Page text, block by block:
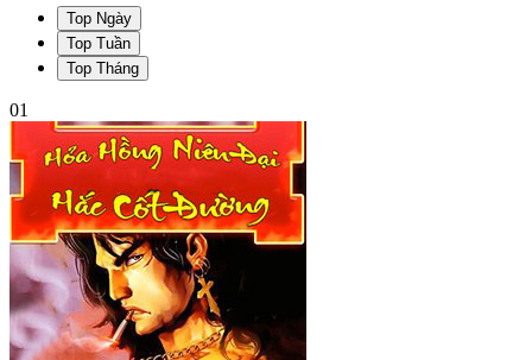
Top Ngày
Top Tuần
Top Tháng
01